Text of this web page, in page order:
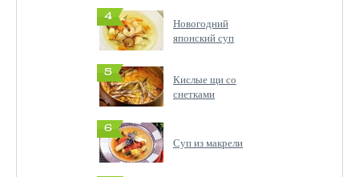
4
Новогодний
японский суп
5
Кислые щи со
снетками
6
Суп из макрели